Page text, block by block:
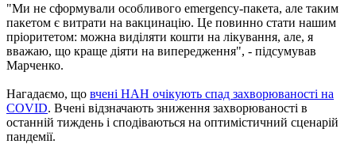
"Ми не сформували особливого emergency-пакета, але таким
пакетом є витрати на вакцинацію. Це повинно стати нашим
пріоритетом: можна виділяти кошти на лікування, але, я
вважаю, що краще діяти на випередження", - підсумував
Марченко.
Нагадаємо, що вчені НАН очікують спад захворюваності на
COVID. Вчені відзначають зниження захворюваності в
останній тиждень і сподіваються на оптимістичний сценарій
пандемії.